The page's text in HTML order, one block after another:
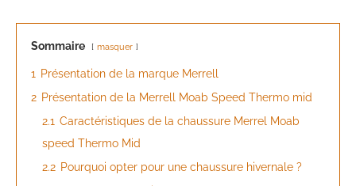
Sommaire masquer
1 Présentation de la marque Merrell
2 Présentation de la Merrell Moab Speed Thermo mid
2.1 Caractéristiques de la chaussure Merrel Moab
speed Thermo Mid
2.2 Pourquoi opter pour une chaussure hivernale ?